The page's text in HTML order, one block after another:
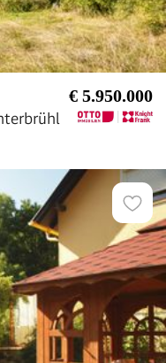
€ 5.950.000